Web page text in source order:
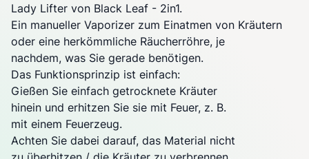
Lady Lifter von Black Leaf - 2in1.
Ein manueller Vaporizer zum Einatmen von Kräutern
oder eine herkömmliche Räucherröhre, je
nachdem, was Sie gerade benötigen.
Das Funktionsprinzip ist einfach:
Gießen Sie einfach getrocknete Kräuter
hinein und erhitzen Sie sie mit Feuer, z. B.
mit einem Feuerzeug.
Achten Sie dabei darauf, das Material nicht